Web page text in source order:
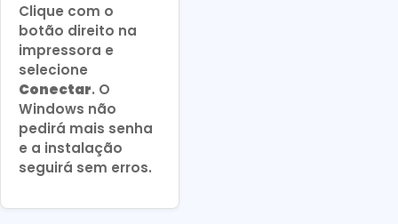
Clique com o
botão direito na
impressora e
selecione
Conectar. O
Windows não
pedirá mais senha
e a instalação
seguirá sem erros.